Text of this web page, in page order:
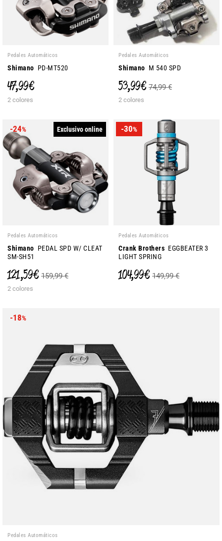
Pedales Automáticos
Shimano PD-MT520
47,99 €
2 colores
Pedales Automáticos
Shimano M 540 SPD
53,99 € 74,99 €
2 colores
-24% Exclusivo online
Pedales Automáticos
Shimano PEDAL SPD W/ CLEAT
SM-SH51
121,59 € 159,99 €
2 colores
-30%
Pedales Automáticos
Crank Brothers EGGBEATER 3
LIGHT SPRING
104,99 € 149,99 €
-18%
Pedales Automáticos